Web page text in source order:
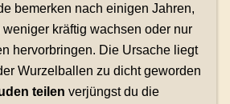
bemerken nach einigen Jahren,
kräftig wachsen oder nur
hervorbringen. Die Ursache liegt
Wurzelballen zu dicht geworden
teilen verjüngst du die